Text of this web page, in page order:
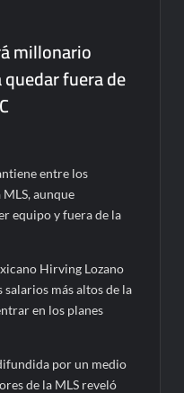
millonario
fuera de
entre los
aunque
equipo y fuera de la
Hirving Lozano
más altos de la
en los planes
por un medio
de la MLS reveló